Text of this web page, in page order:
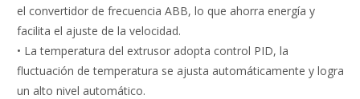
el convertidor de frecuencia ABB, lo que ahorra energía y
facilita el ajuste de la velocidad.
• La temperatura del extrusor adopta control PID, la
fluctuación de temperatura se ajusta automáticamente y logra
un alto nivel automático.